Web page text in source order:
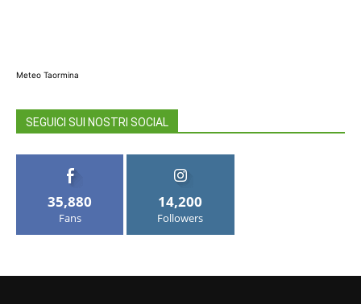
Meteo Taormina
SEGUICI SUI NOSTRI SOCIAL
35,880
Fans
14,200
Followers